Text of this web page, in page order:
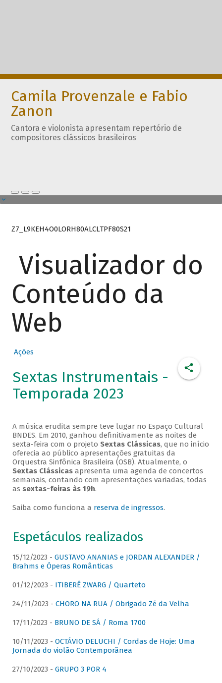
Camila Provenzale e Fabio
Zanon
Cantora e violonista apresentam repertório de
compositores clássicos brasileiros
Z7_L9KEH4O0LORH80ALCLTPF80S21
Visualizador do
Conteúdo da
Web
Ações
Sextas Instrumentais -
Temporada 2023
A música erudita sempre teve lugar no Espaço Cultural
BNDES. Em 2010, ganhou definitivamente as noites de
sexta-feira com o projeto Sextas Clássicas, que no início
oferecia ao público apresentações gratuitas da
Orquestra Sinfônica Brasileira (OSB). Atualmente, o
Sextas Clássicasapresenta uma agenda de concertos
semanais, contando com apresentações variadas, todas
as sextas-feiras às 19h.
Saiba como funciona a reserva de ingressos.
Espetáculos realizados
15/12/2023 - GUSTAVO ANANIAS e JORDAN ALEXANDER /
Brahms e Óperas Românticas
01/12/2023 - ITIBERÊ ZWARG / Quarteto
24/11/2023 - CHORO NA RUA / Obrigado Zé da Velha
17/11/2023 - BRUNO DE SÁ / Roma 1700
10/11/2023 - OCTÁVIO DELUCHI / Cordas de Hoje: Uma
Jornada do violão Contemporânea
27/10/2023 - GRUPO 3 POR 4